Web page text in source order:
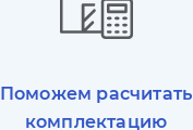
Поможем расчитать
комплектацию